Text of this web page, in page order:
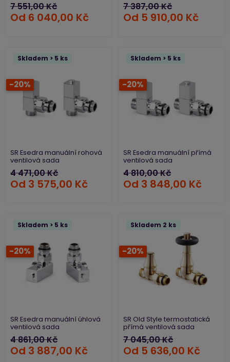
7 551,00 Kč
Od 6 040,00 Kč
7 387,00 Kč
Od 5 910,00 Kč
Skladem > 5 ks
SR Esedra manuální rohová
ventilová sada
-20%
4 471,00 Kč
Od 3 575,00 Kč
Skladem > 5 ks
SR Esedra manuální přímá
ventilová sada
-20%
4 810,00 Kč
Od 3 848,00 Kč
Skladem > 5 ks
SR Esedra manuální úhlová
ventilová sada
-20%
4 861,00 Kč
Od 3 887,00 Kč
Skladem 2 ks
SR Old Style termostatická
přímá ventilová sada
-20%
7 045,00 Kč
Od 5 636,00 Kč